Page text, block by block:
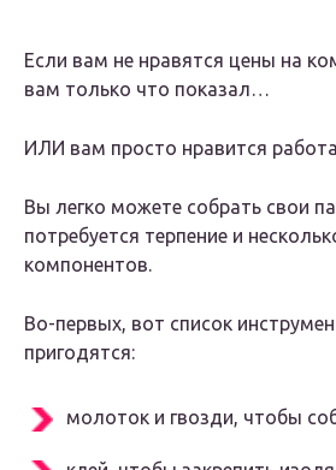
Если вам не нравятся цены на
вам только что показал…
ИЛИ вам просто нравится
Вы легко можете собрать свои
потребуется терпение и
компонентов.
Во-первых, вот список
пригодятся:
молоток и гвозди, чтобы